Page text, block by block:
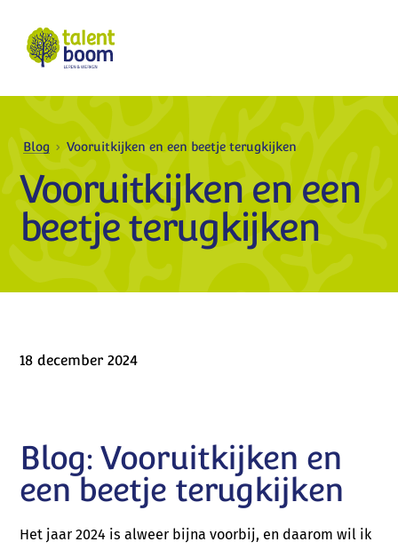
Blog Vooruitkijken en een beetje terugkijken
Vooruitkijken en een
beetje terugkijken
18 december 2024
Blog: Vooruitkijken en
een beetje terugkijken
Het jaar 2024 is alweer bijna voorbij, en daarom wil ik